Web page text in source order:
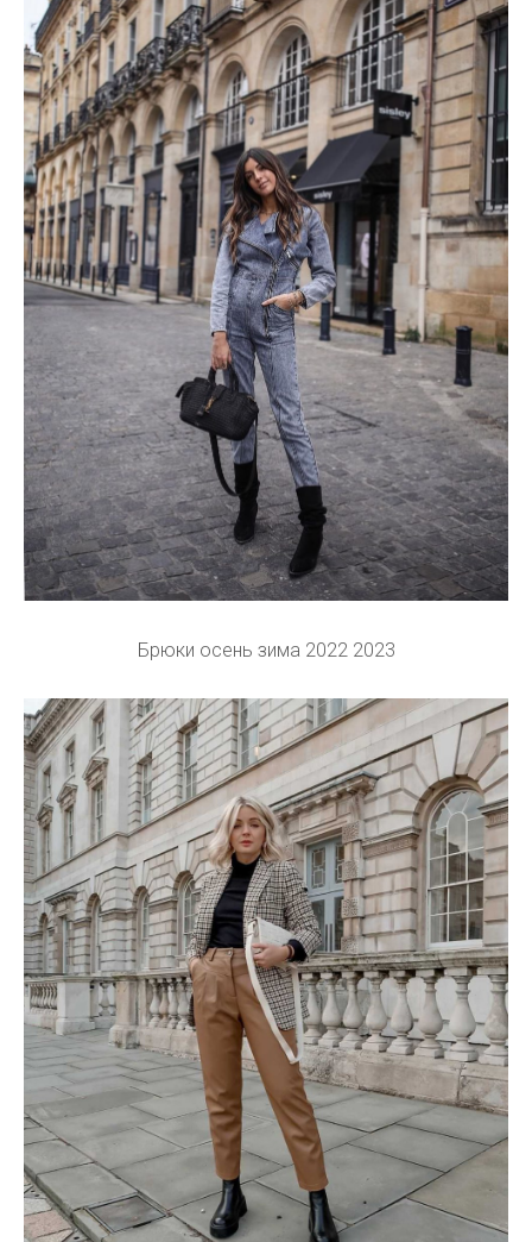
Брюки осень зима 2022 2023